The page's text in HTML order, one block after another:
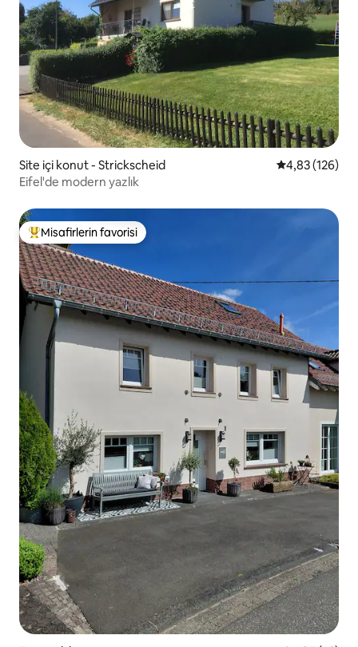
Site içi konut - Strickscheid 5 üzerinden
4,83 (126)
Eifel'de modern yazlık
Misafirlerin favorilerinden en beğenilenler arasında
Misafirlerin favorisi